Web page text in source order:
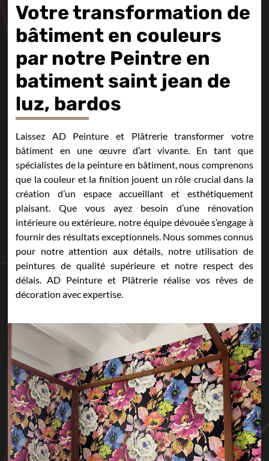
Votre transformation de
bâtiment en couleurs
par notre Peintre en
batiment saint jean de
luz, bardos
Laissez AD Peinture et Plâtrerie transformer votre
bâtiment en une œuvre d’art vivante. En tant que
spécialistes de la peinture en bâtiment, nous comprenons
que la couleur et la finition jouent un rôle crucial dans la
création d’un espace accueillant et esthétiquement
plaisant. Que vous ayez besoin d’une rénovation
intérieure ou extérieure, notre équipe dévouée s’engage à
fournir des résultats exceptionnels. Nous sommes connus
pour notre attention aux détails, notre utilisation de
peintures de qualité supérieure et notre respect des
délais. AD Peinture et Plâtrerie réalise vos rêves de
décoration avec expertise.